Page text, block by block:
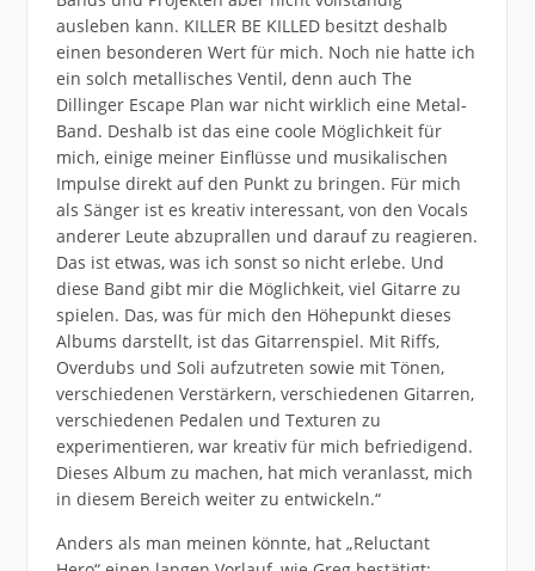
ausleben kann. KILLER BE KILLED besitzt deshalb
einen besonderen Wert für mich. Noch nie hatte ich
ein solch metallisches Ventil, denn auch The
Dillinger Escape Plan war nicht wirklich eine Metal-
Band. Deshalb ist das eine coole Möglichkeit für
mich, einige meiner Einflüsse und musikalischen
Impulse direkt auf den Punkt zu bringen. Für mich
als Sänger ist es kreativ interessant, von den Vocals
anderer Leute abzuprallen und darauf zu reagieren.
Das ist etwas, was ich sonst so nicht erlebe. Und
diese Band gibt mir die Möglichkeit, viel Gitarre zu
spielen. Das, was für mich den Höhepunkt dieses
Albums darstellt, ist das Gitarrenspiel. Mit Riffs,
Overdubs und Soli aufzutreten sowie mit Tönen,
verschiedenen Verstärkern, verschiedenen Gitarren,
verschiedenen Pedalen und Texturen zu
experimentieren, war kreativ für mich befriedigend.
Dieses Album zu machen, hat mich veranlasst, mich
in diesem Bereich weiter zu entwickeln.“
Anders als man meinen könnte, hat „Reluctant